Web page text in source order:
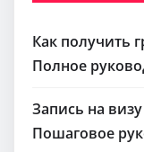
Как получить
Полное
Запись на
Пошаговое